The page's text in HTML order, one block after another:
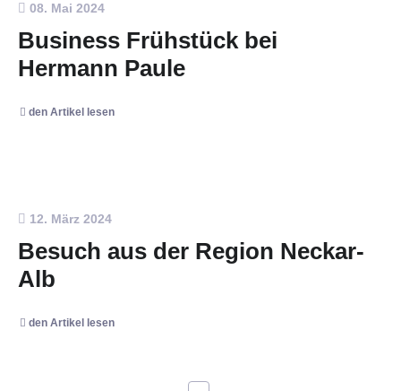
08. Mai 2024
Business Frühstück bei
Hermann Paule
den Artikel lesen
12. März 2024
Besuch aus der Region Neckar-
Alb
den Artikel lesen